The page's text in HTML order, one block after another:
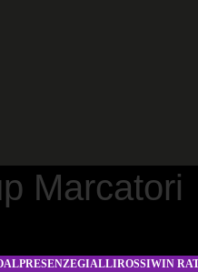
Marcatori
PRESENZEGIALLIROSSIWIN